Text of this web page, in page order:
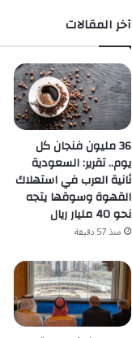
آخر المقالات
36 مليون فنجان كل
يوم.. تقرير: السعودية
ثانية العرب في استهلاك
القهوة وسوقها يتجه
نحو 40 مليار ريال
منذ 57 دقيقة